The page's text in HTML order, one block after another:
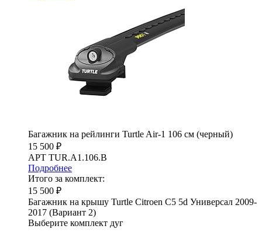
Багажник на рейлинги Turtle Air-1 106 см (черный)
15 500 ₽
АРТ TUR.A1.106.B
Подробнее
Итого за комплект:
15 500 ₽
Багажник на крышу Turtle Citroen C5 5d Универсал 2009-
2017 (Вариант 2)
Выберите комплект дуг